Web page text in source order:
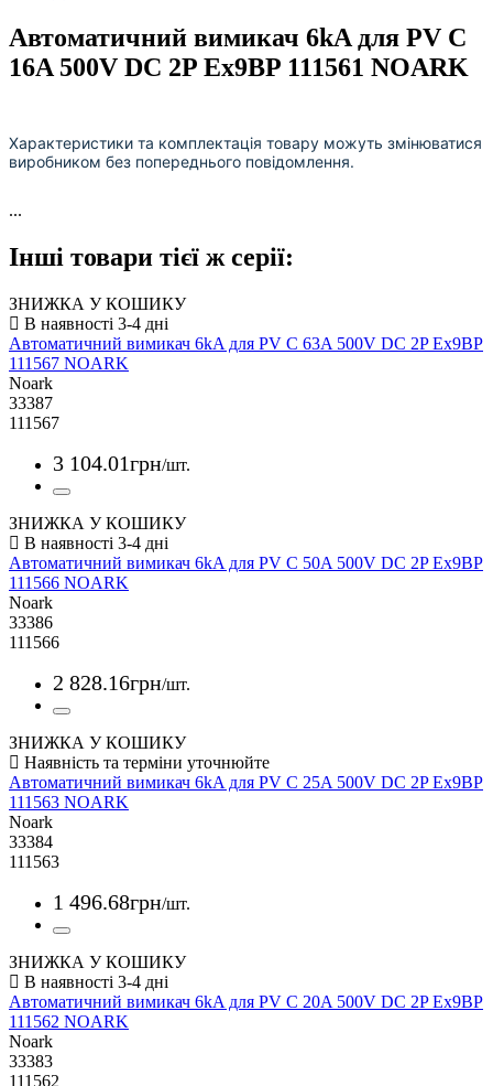
Автоматичний вимикач 6kA для PV C
16A 500V DC 2P Ex9BP 111561 NOARK
Характеристики та комплектація товару можуть змінюватися
виробником без попереднього повідомлення.
...
Інші товари тієї ж серії:
ЗНИЖКА У КОШИКУ
Автоматичний вимикач 6kA для PV C 63A 500V DC 2P Ex9BP
111567 NOARK
Noark
33387
111567
3 104.01грн/шт.
ЗНИЖКА У КОШИКУ
Автоматичний вимикач 6kA для PV C 50A 500V DC 2P Ex9BP
111566 NOARK
Noark
33386
111566
2 828.16грн/шт.
ЗНИЖКА У КОШИКУ
Автоматичний вимикач 6kA для PV C 25A 500V DC 2P Ex9BP
111563 NOARK
Noark
33384
111563
1 496.68грн/шт.
ЗНИЖКА У КОШИКУ
Автоматичний вимикач 6kA для PV C 20A 500V DC 2P Ex9BP
111562 NOARK
Noark
33383
111562